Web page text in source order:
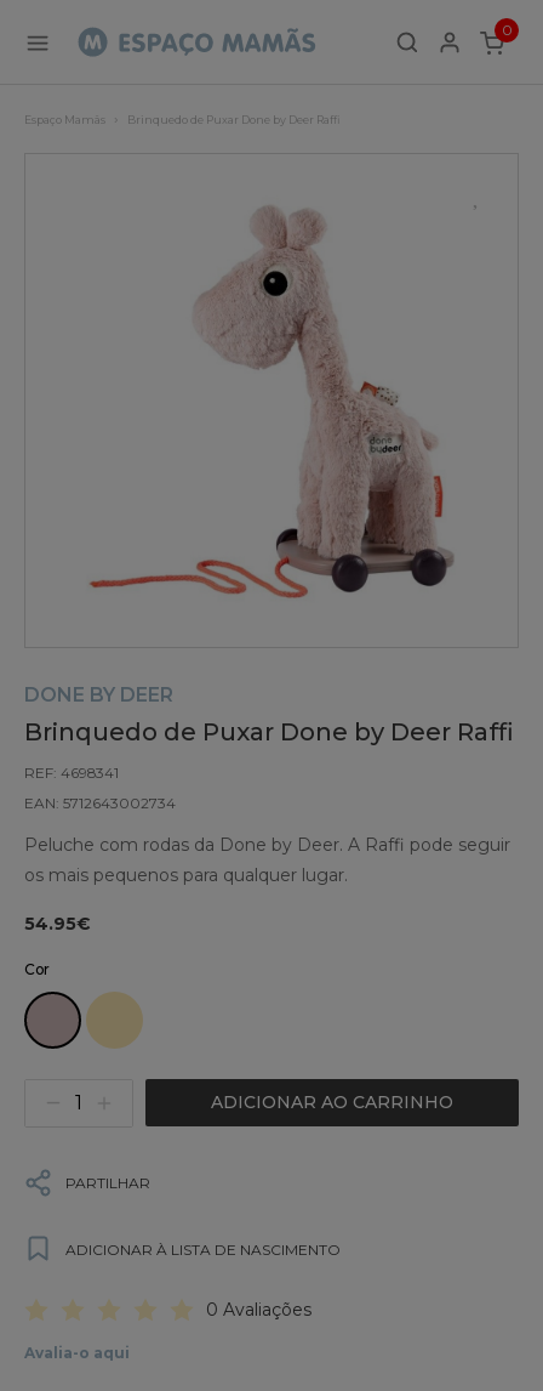
0
ITEMS
Espaço Mamãs Brinquedo de Puxar Done by Deer Raffi
DONE BY DEER
Brinquedo de Puxar Done by Deer Raffi
REF: 4698341
EAN: 5712643002734
Peluche com rodas da Done by Deer. A Raffi pode seguir
os mais pequenos para qualquer lugar.
54.95€
Cor
ADICIONAR AO CARRINHO
PARTILHAR
ADICIONAR À LISTA DE NASCIMENTO
0 Avaliações
Avalia-o aqui